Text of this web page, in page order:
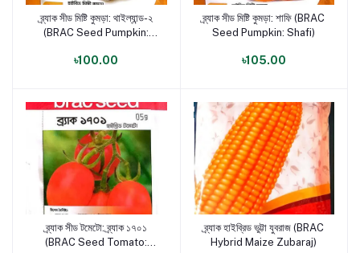
পণ্য যোগ করুন
ব্র্যাক সীড মিষ্টি কুমড়া: থাইল্যান্ড-২
(BRAC Seed Pumpkin:
৳100.00
পণ্য যোগ করুন
ব্র্যাক সীড মিষ্টি কুমড়া: শাফি (BRAC
Seed Pumpkin: Shafi)
৳105.00
পণ্য যোগ করুন
ব্র্যাক সীড টমেটো: ব্র্যাক ১৭০১
(BRAC Seed Tomato:
পণ্য যোগ করুন
ব্র্যাক হাইব্রিড ভুট্টা যুবরাজ (BRAC
Hybrid Maize Zubaraj)